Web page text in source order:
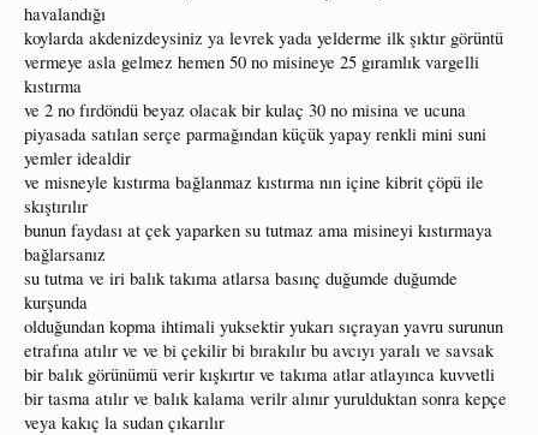
havalandığı
koylarda akdenizdeysiniz ya levrek yada yelderme ilk şıktır görüntü
vermeye asla gelmez hemen 50 no misineye 25 gıramlık vargelli
kıstırma
ve 2 no fırdöndü beyaz olacak bir kulaç 30 no misina ve ucuna
piyasada satılan serçe parmağından küçük yapay renkli mini suni
yemler idealdir
ve misneyle kıstırma bağlanmaz kıstırma nın içine kibrit çöpü ile
skıştırılır
bunun faydası at çek yaparken su tutmaz ama misineyi kıstırmaya
bağlarsanız
su tutma ve iri balık takıma atlarsa basınç duğumde duğumde
kurşunda
olduğundan kopma ihtimali yuksektir yukarı sıçrayan yavru surunun
etrafına atılır ve ve bi çekilir bi bırakılır bu avcıyı yaralı ve savsak
bir balık görünümü verir kışkırtır ve takıma atlar atlayınca kuvvetli
bir tasma atılır ve balık kalama verilr alınır yurulduktan sonra kepçe
veya kakıç la sudan çıkarılır